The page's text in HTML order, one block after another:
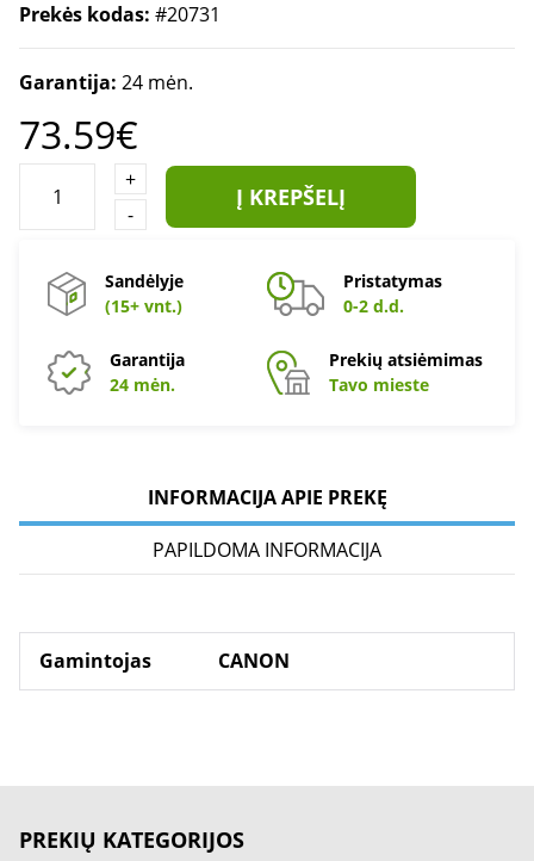
Prekės kodas: #20731
Garantija: 24 mėn.
73.59€
+
-
Į KREPŠELĮ
Sandėlyje
(15+ vnt.)
Pristatymas
0-2 d.d.
Garantija
24 mėn.
Prekių atsiėmimas
Tavo mieste
INFORMACIJA APIE PREKĘ
PAPILDOMA INFORMACIJA
Gamintojas CANON
PREKIŲ KATEGORIJOS